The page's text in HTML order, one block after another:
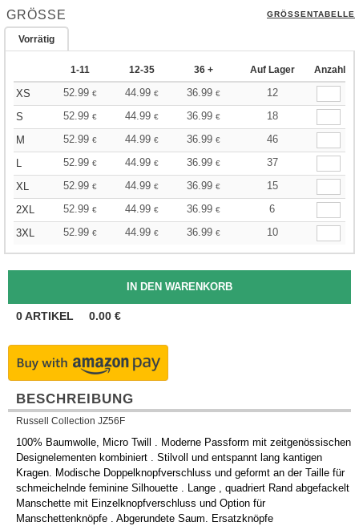
GRÖSSE GRÖSSENTABELLE
Vorrätig
1-11 12-35 36 + Auf Lager Anzahl
XS 52.99 € 44.99 € 36.99 €
12
S
52.99 € 44.99 € 36.99 €
18
M
52.99 € 44.99 € 36.99 €
46
L
52.99 € 44.99 € 36.99 €
37
XL
52.99 € 44.99 € 36.99 €
15
2XL
52.99 € 44.99 € 36.99 €
6
3XL
52.99 € 44.99 € 36.99 € 10
0ARTIKEL 0.00 €
BESCHREIBUNG
Russell Collection JZ56F
100% Baumwolle, Micro Twill . Moderne Passform mit zeitgenössischen
Designelementen kombiniert . Stilvoll und entspannt lang kantigen
Kragen. Modische Doppelknopfverschluss und geformt an der Taille für
schmeichelnde feminine Silhouette . Lange , quadriert Rand abgefackelt
Manschette mit Einzelknopfverschluss und Option für
Manschettenknöpfe . Abgerundete Saum. Ersatzknöpfe